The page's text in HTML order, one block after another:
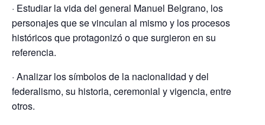
· Estudiar la vida del general Manuel Belgrano, los
personajes que se vinculan al mismo y los procesos
históricos que protagonizó o que surgieron en su
referencia.
· Analizar los símbolos de la nacionalidad y del
federalismo, su historia, ceremonial y vigencia, entre
otros.